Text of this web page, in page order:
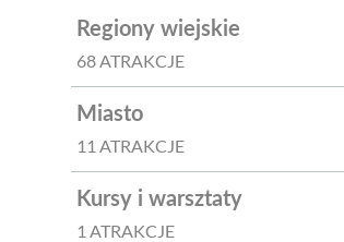
Regiony wiejskie
68 ATRAKCJE
Miasto
11 ATRAKCJE
Kursy i warsztaty
1 ATRAKCJE